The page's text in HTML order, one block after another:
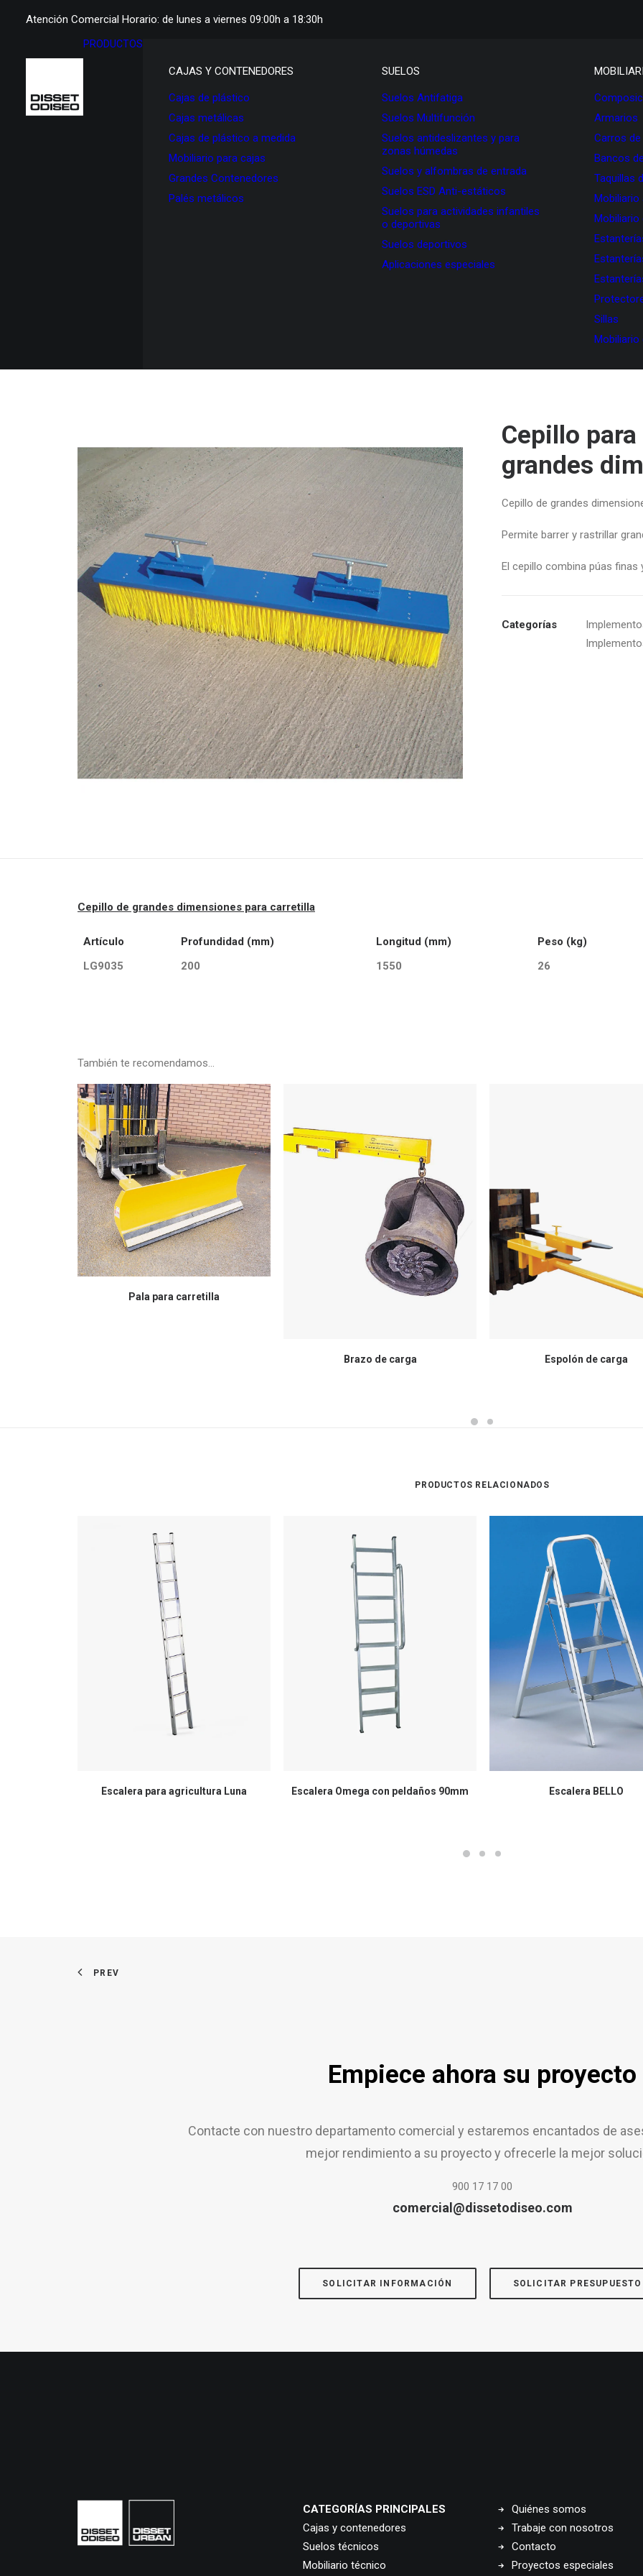
Atención Comercial Horario: de lunes a viernes 09:00h a 18:30h
PRODUCTOS
CAJAS Y CONTENEDORES
Cajas de plástico
Cajas metálicas
Cajas de plástico a medida
Mobiliario para cajas
Grandes Contenedores
Palés metálicos
SUELOS
Suelos Antifatiga
Suelos Multifunción
Suelos antideslizantes y para
zonas húmedas
Suelos y alfombras de entrada
Suelos ESD Anti-estáticos
Suelos para actividades infantiles
o deportivas
Suelos deportivos
Aplicaciones especiales
Armarios
Carros
Bancos
Taquillas
Mobiliario
Mobiliario
Sillas
Mobiliario
Cepillo
grandes
Cepillo de grandes
Permite barrer y rastrillar
El cepillo combina púas
Categorías
Cepillo de grandes dimensiones para carretilla
Artículo Profundidad (mm) Longitud (mm)
Peso (kg)
LG9035
200 1550 26
También te recomendamos…
Pala para carretilla
Brazo de carga Espolón de carga
PRODUCTOS RELACIONADOS
Escalera para agricultura Luna Escalera Omega con peldaños 90mm Escalera BELLO
PREV
Empiece ahora su proyecto
Contacte con nuestro departamento comercial y estaremos encantados de
mejor rendimiento a su proyecto y ofrecerle la mejor
900 17 17 00
comercial@dissetodiseo.com
SOLICITAR INFORMACIÓN SOLICITAR PRESUPUESTO
CATEGORÍAS PRINCIPALES
Cajas y contenedores
Suelos técnicos
Mobiliario técnico
Quiénes somos
Trabaje con nosotros
Contacto
Proyectos especiales